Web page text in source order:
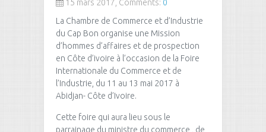
15 mars 2017, Comments: 0
La Chambre de Commerce et d’Industrie
du Cap Bon organise une Mission
d’hommes d’affaires et de prospection
en Côte d’ivoire à l’occasion de la Foire
Internationale du Commerce et de
l’Industrie, du 11 au 13 mai 2017 à
Abidjan- Côte d’Ivoire.
Cette foire qui aura lieu sous le
parrainage du ministre du commerce , de